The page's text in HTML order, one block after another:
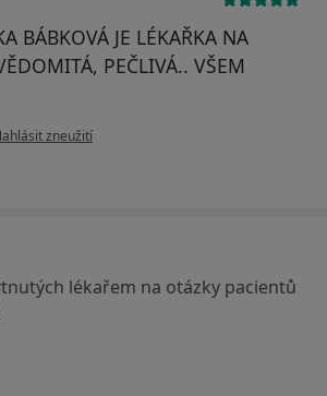
BÁBKOVÁ JE LÉKAŘKA NA
PEČLIVÁ.. VŠEM
názoru uživatele M.S
zneužití
lékařem na otázky pacientů